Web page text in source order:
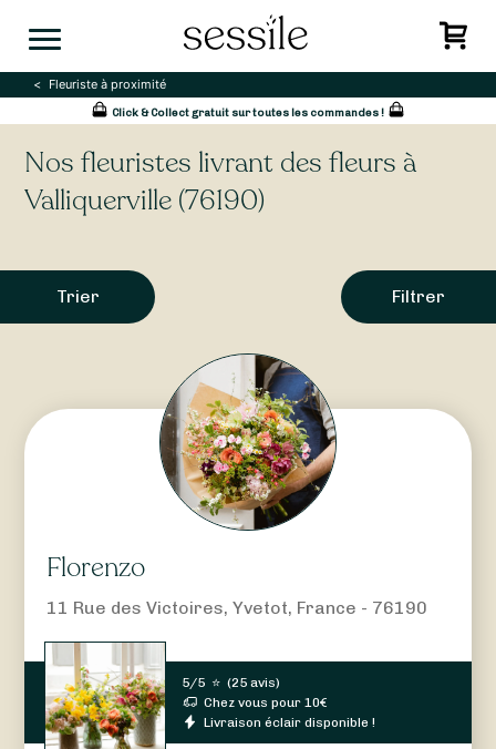
Fleuriste à proximité
Click & Collect gratuit sur toutes les commandes !
Nos fleuristes livrant des fleurs à
Valliquerville (76190)
Trier Filtrer
Florenzo
11 Rue des Victoires, Yvetot, France - 76190
5/5 ⭐ (25 avis)
Chez vous pour10€
Livraison éclair disponible !